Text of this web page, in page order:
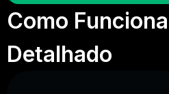
Como
Detalhado